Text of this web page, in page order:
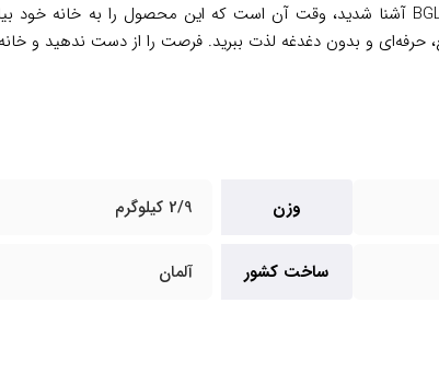
حرفه‌ای و بدون دغدغه لذت ببرید. فرصت را از دست ندهید و
وزن 2/9 کیلوگرم
ساخت کشور آلمان